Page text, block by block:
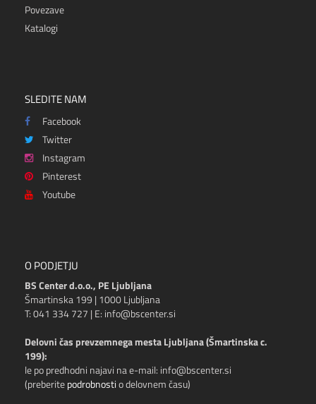
Povezave
Katalogi
SLEDITE NAM
Facebook
Twitter
Instagram
Pinterest
Youtube
O PODJETJU
BS Center d.o.o., PE Ljubljana
Šmartinska 199 | 1000 Ljubljana
T: 041 334 727 | E: info@bscenter.si
Delovni čas prevzemnega mesta Ljubljana (Šmartinska c.
199):
le po predhodni najavi na e-mail: info@bscenter.si
(preberitepodrobnostio delovnem času)